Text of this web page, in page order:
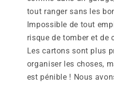
tout ranger sans les
Impossible de tout
risque de tomber et de
Les cartons sont plus
organiser les choses,
est pénible ! Nous